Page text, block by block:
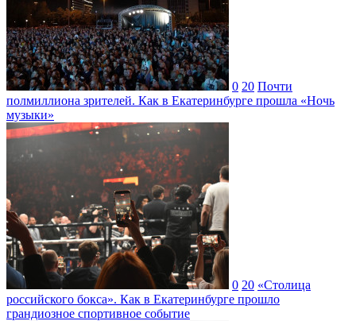
0 20 Почти
полмиллиона зрителей. Как в Екатеринбурге прошла «Ночь
музыки»
0 20 «Столица
российского бокса». Как в Екатеринбурге прошло
грандиозное спортивное событие